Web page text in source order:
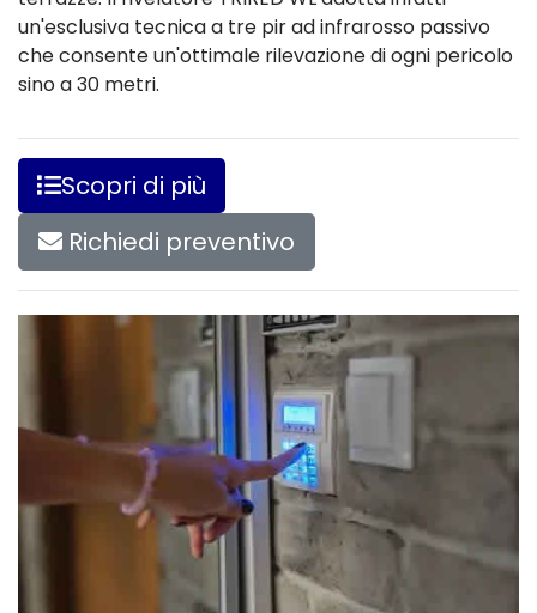
un'esclusiva tecnica a tre pir ad infrarosso passivo
che consente un'ottimale rilevazione di ogni pericolo
sino a 30 metri.
Scopri di più
Richiedi preventivo